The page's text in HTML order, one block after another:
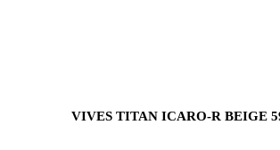
VIVES TITAN ICARO-R BEIGE